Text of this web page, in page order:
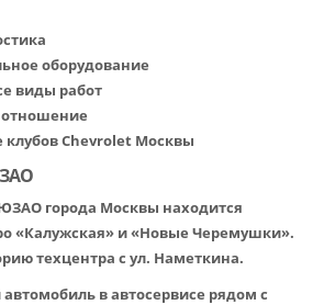
оборудование
виды работ
отношение
Chevrolet Москвы
города Москвы находится
«Калужская» и «Новые Черемушки».
техцентра с ул. Наметкина.
в автосервисе рядом с